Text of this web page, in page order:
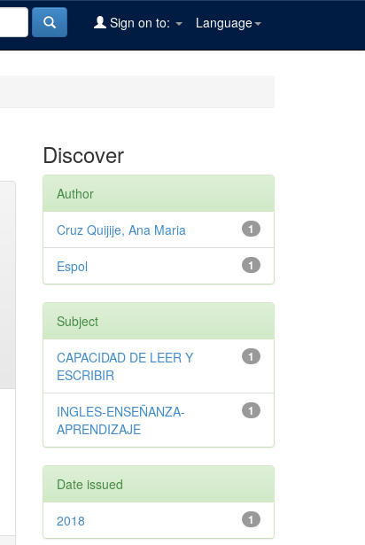
Language
Sign on to:
Discover
Author
1
Cruz Quijije, Ana Maria
1
Espol
Subject
1
CAPACIDAD DE LEER Y
ESCRIBIR
1
INGLES-ENSEÑANZA-
APRENDIZAJE
Date issued
1
2018